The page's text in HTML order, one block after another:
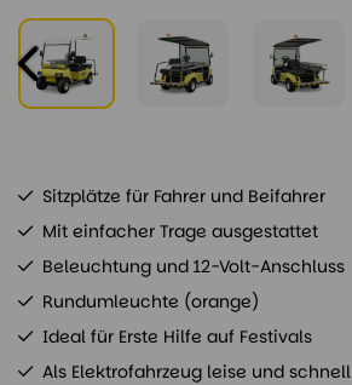
Sitzplätze für Fahrer und Beifahrer
Mit einfacher Trage ausgestattet
Beleuchtung und 12-Volt-Anschluss
Rundumleuchte (orange)
Ideal für Erste Hilfe auf Festivals
Als Elektrofahrzeug leise und schnell